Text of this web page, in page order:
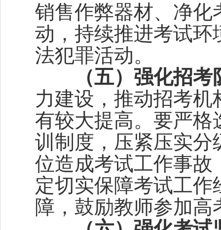
销售作弊器材、净化
动，持续推进考试环
法犯罪活动。
（五）强化招
力建设，推动招考
有较大提高。要严格
训制度，压紧压实分
位造成考试工作事故
定切实保障考试工
障，鼓励教师参加